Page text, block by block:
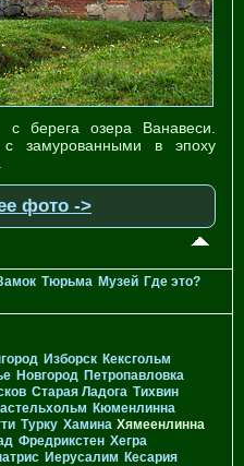
берега озера Ванавеси.
замурованными в эпоху
фото ->
Тюрьма Музей Где это?
Изборск Кексгольм
Новгород Петропавловка
Старая Ладога Тихвин
Кюменлинна
Турку Хамина Хямеенлинна
Фредрикстен Хегра
Иерусалим Кесария